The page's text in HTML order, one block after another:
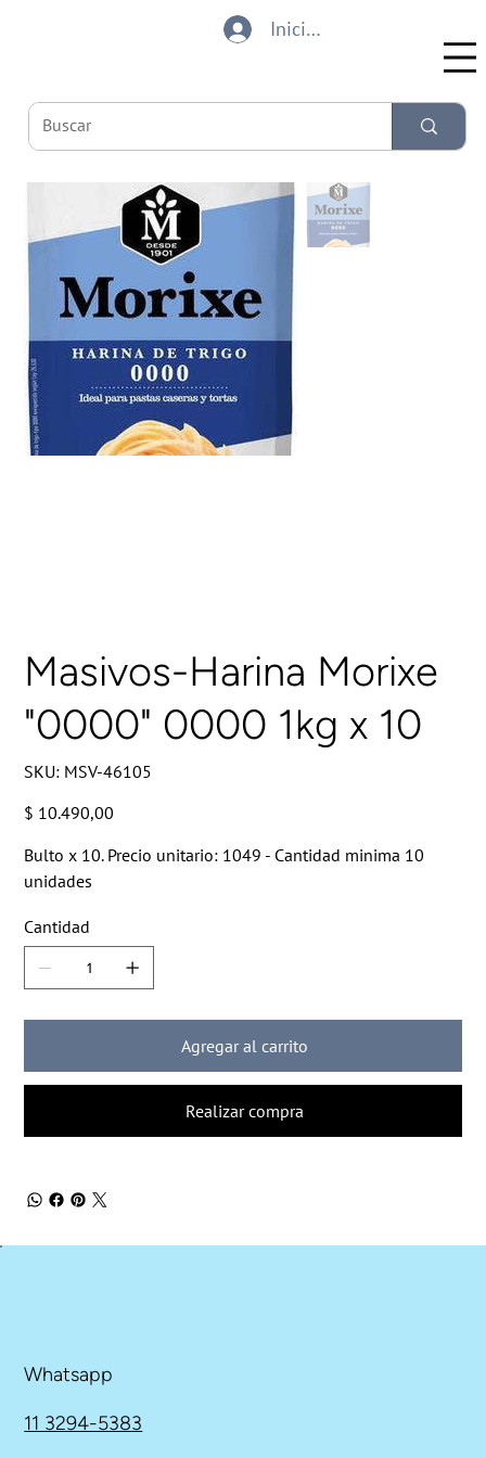
Iniciar sesión
Masivos-Harina Morixe
"0000" 0000 1kg x 10
SKU: SKU
MSV-
MSV-46105
Precio
$ 10.490,00
Bulto x 10. Precio unitario: 1049 - Cantidad minima 10
unidades
Cantidad
Agregar al carrito
Realizar compra
Whatsapp
11 3294-5383